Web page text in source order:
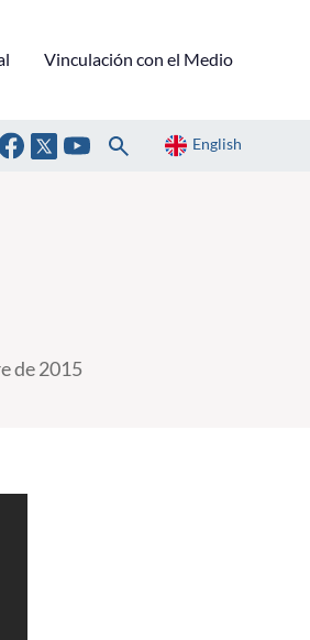
Vinculación con el Medio
English
de 2015